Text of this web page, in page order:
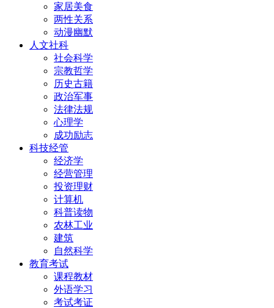
家居美食
两性关系
动漫幽默
人文社科
社会科学
宗教哲学
历史古籍
政治军事
法律法规
心理学
成功励志
科技经管
经济学
经营管理
投资理财
计算机
科普读物
农林工业
建筑
自然科学
教育考试
课程教材
外语学习
考试考证